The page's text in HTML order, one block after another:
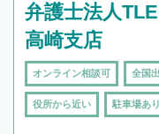
弁護士法人
高崎支店
オンライン相談可 全国
役所から近い 駐車場あり